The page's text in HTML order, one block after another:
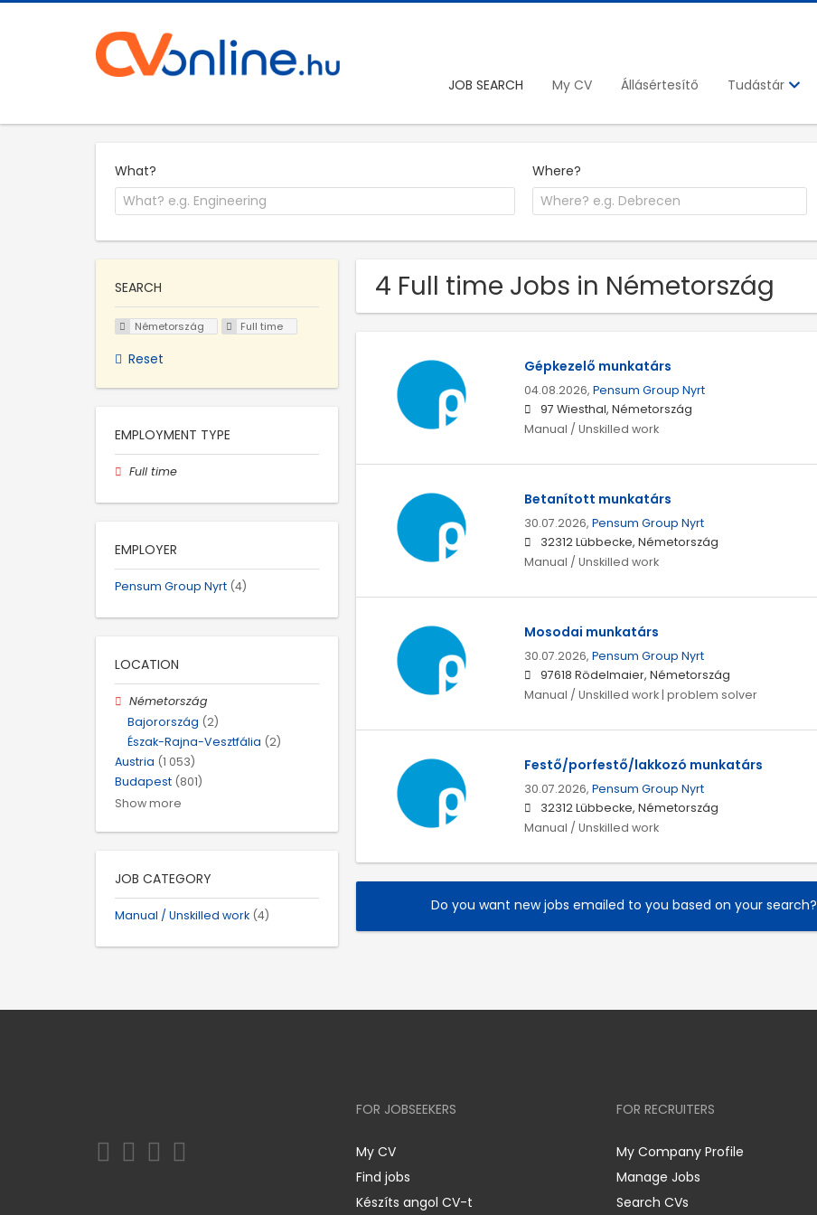
JOB SEARCH My CV Állásértesítő Tudástár
What? Where?
4 Full time Jobs in Németország
Gépkezelő munkatárs
04.08.2026, Pensum Group Nyrt
97 Wiesthal, Németország
Manual / Unskilled work
Betanított munkatárs
30.07.2026, Pensum Group Nyrt
32312 Lübbecke, Németország
Manual / Unskilled work
Mosodai munkatárs
30.07.2026, Pensum Group Nyrt
97618 Rödelmaier, Németország
Manual / Unskilled work | problem solver
Festő/porfestő/lakkozó munkatárs
30.07.2026, Pensum Group Nyrt
32312 Lübbecke, Németország
Manual / Unskilled work
Do you want new jobs emailed to you based on your search?
SEARCH
Németország Full time
Reset
EMPLOYMENT TYPE
Full time
EMPLOYER
Pensum Group Nyrt (4)
LOCATION
Németország
Bajorország (2)
Észak-Rajna-Vesztfália (2)
Austria (1 053)
Budapest (801)
Show more
JOB CATEGORY
Manual / Unskilled work (4)
FOR JOBSEEKERS
My CV
Find jobs
Készíts angol CV-t
FOR RECRUITERS
My Company Profile
Manage Jobs
Search CVs